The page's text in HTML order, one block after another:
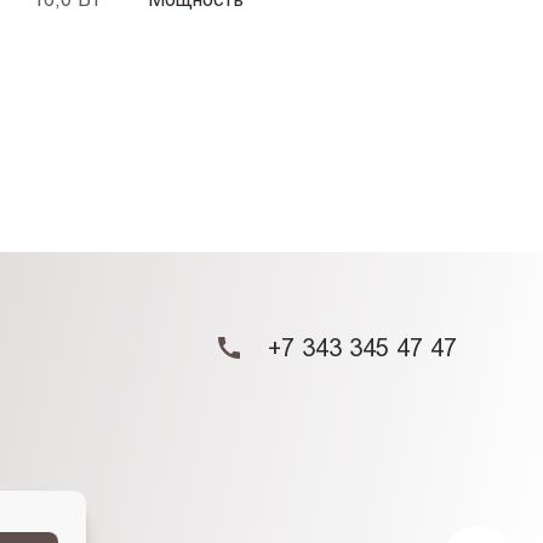
+7 343 345 47 47